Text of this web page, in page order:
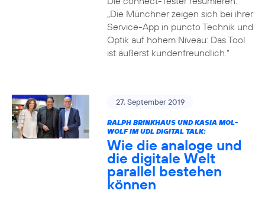
„Die Münchner zeigen sich bei ihrer
Service-App in puncto Technik und
Optik auf hohem Niveau: Das Tool
ist äußerst kundenfreundlich.“
27. September 2019
RALPH BRINKHAUS UND KASIA MOL-
WOLF IM UDL DIGITAL TALK:
Wie die analoge und
die digitale Welt
parallel bestehen
können